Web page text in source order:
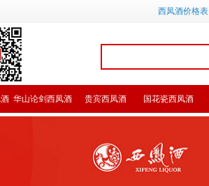
西凤酒价格表
国花瓷西凤酒
贵宾西凤酒
华山论剑西凤酒